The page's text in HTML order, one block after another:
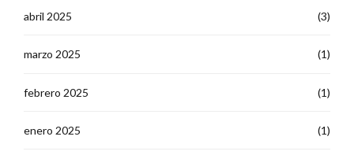
abril 2025 (3)
marzo 2025 (1)
febrero 2025 (1)
enero 2025 (1)